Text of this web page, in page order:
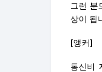
그런 분
상이 됩
[앵커]
통신비